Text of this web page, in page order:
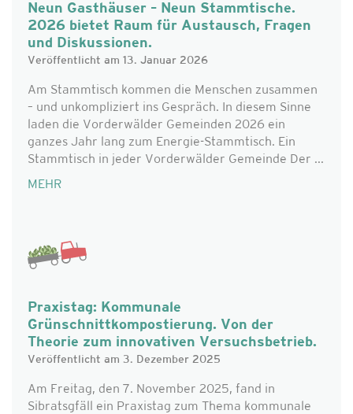
Neun Gasthäuser – Neun Stammtische.
2026 bietet Raum für Austausch, Fragen
und Diskussionen.
Veröffentlicht am 13. Januar 2026
Am Stammtisch kommen die Menschen zusammen
– und unkompliziert ins Gespräch. In diesem Sinne
laden die Vorderwälder Gemeinden 2026 ein
ganzes Jahr lang zum Energie-Stammtisch. Ein
Stammtisch in jeder Vorderwälder Gemeinde Der ...
MEHR
Praxistag: Kommunale
Grünschnittkompostierung. Von der
Theorie zum innovativen Versuchsbetrieb.
Veröffentlicht am 3. Dezember 2025
Am Freitag, den 7. November 2025, fand in
Sibratsgfäll ein Praxistag zum Thema kommunale